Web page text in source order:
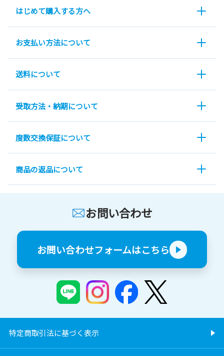
はじめて購入する方へ
お支払い方法について
送料について
受取方法・納期について
度数交換保証について
商品の返品について
お問い合わせ
お問い合わせフォームはこちら
特定商取引法に基づく表示